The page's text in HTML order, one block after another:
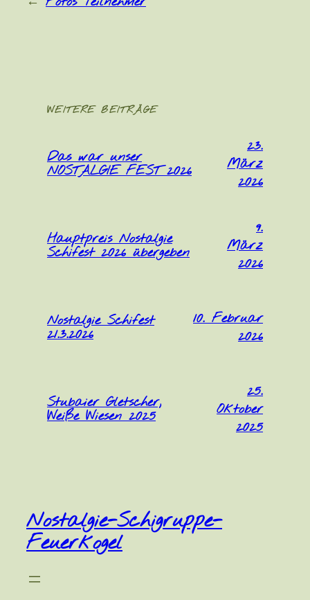
WEITERE BEITRÄGE
Das war unser
NOSTALGIE FEST 2026
23.
März
2026
Hauptpreis Nostalgie
Schifest 2026 übergeben
9.
März
2026
Nostalgie Schifest
21.3.2026
10. Februar
2026
Stubaier Gletscher,
Weiße Wiesen 2025
25.
Oktober
2025
Nostalgie-Schigruppe-
Feuerkogel